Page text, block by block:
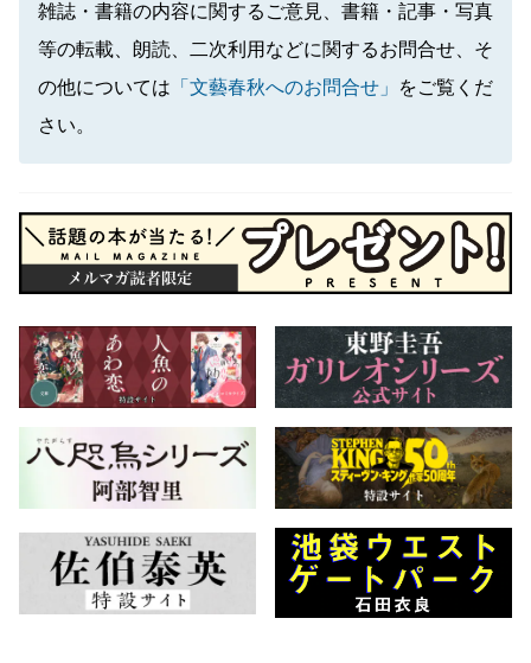
雑誌・書籍の内容に関するご意見、書籍・記事・写真
等の転載、朗読、二次利用などに関するお問合せ、そ
の他については 「文藝春秋へのお問合せ」
をご覧くだ
さい。